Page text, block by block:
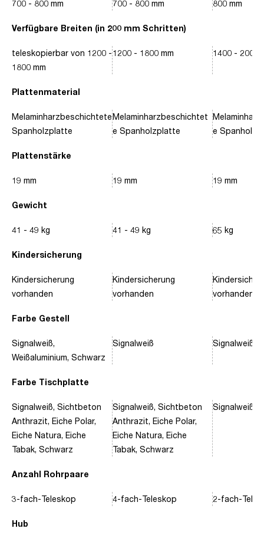
Verfügbare Breiten (in 200 mm Schritten)
Plattenmaterial
Plattenstärke
Gewicht
Kindersicherung
Farbe Gestell
Farbe Tischplatte
Anzahl Rohrpaare
Hub
700 - 800 mm
teleskopierbar von 1200 -
1800 mm
Melaminharzbeschichtete
Spanholzplatte
19 mm
41 - 49 kg
Kindersicherung
vorhanden
Signalweiß,
Weißaluminium, Schwarz
Signalweiß, Sichtbeton
Anthrazit, Eiche Polar,
Eiche Natura, Eiche
Tabak, Schwarz
3-fach-Teleskop
700 - 800 mm
1200 - 1800 mm
Melaminharzbeschichtet
e Spanholzplatte
19 mm
41 - 49 kg
Kindersicherung
vorhanden
Signalweiß
Signalweiß, Sichtbeton
Anthrazit, Eiche Polar,
Eiche Natura, Eiche
Tabak, Schwarz
4-fach-Teleskop
800 mm
1400 - 2000
e
19 mm
65 kg
vorhanden
Signalweiß,
Signalweiß,
2-fach-